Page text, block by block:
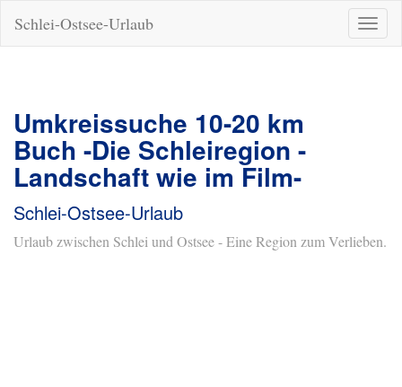
ein-/
Schlei-Ostsee-Urlaub
Umkreissuche 10-20 km
Buch -Die Schleiregion -
Landschaft wie im Film-
Schlei-Ostsee-Urlaub
Urlaub zwischen Schlei und Ostsee - Eine Region zum Verlieben.